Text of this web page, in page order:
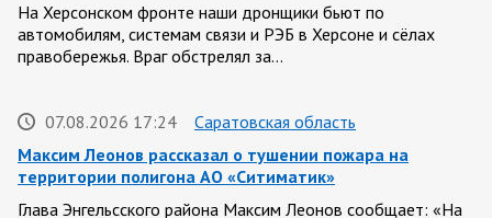
На Херсонском фронте наши дронщики бьют по
автомобилям, системам связи и РЭБ в Херсоне и сёлах
правобережья. Враг обстрелял за…
07.08.2026 17:24
Саратовская область
Максим Леонов рассказал о тушении пожара на
территории полигона АО «Ситиматик»
Глава Энгельсского района Максим Леонов сообщает: «На